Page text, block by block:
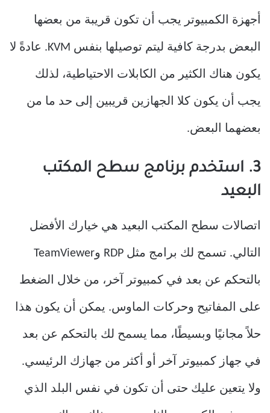
أجهزة الكمبيوتر يجب أن تكون قريبة من بعضها
البعض بدرجة كافية ليتم توصيلها بنفس KVM. عادةً لا
يكون هناك الكثير من الكابلات الاحتياطية، لذلك
يجب أن يكون كلا الجهازين قريبين إلى حد ما من
بعضهما البعض.
3. استخدم برنامج سطح المكتب
البعيد
اتصالات سطح المكتب البعيد هي خيارك الأفضل
التالي. تسمح لك برامج مثل RDP وTeamViewer
بالتحكم عن بعد في كمبيوتر آخر، من خلال الضغط
على المفاتيح وحركات الماوس. يمكن أن يكون هذا
حلاً مجانيًا وبسيطًا، مما يسمح لك بالتحكم عن بعد
في جهاز كمبيوتر آخر أو أكثر من جهازك الرئيسي.
ولا يتعين عليك حتى أن تكون في نفس البلد الذي